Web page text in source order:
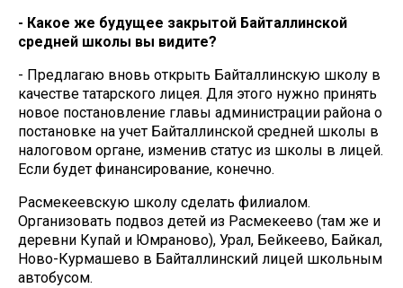
- Какое же будущее закрытой Байталлинской
средней школы вы видите?
- Предлагаю вновь открыть Байталлинскую школу в
качестве татарского лицея. Для этого нужно принять
новое постановление главы администрации района о
постановке на учет Байталлинской средней школы в
налоговом органе, изменив статус из школы в лицей.
Если будет финансирование, конечно.
Расмекеевскую школу сделать филиалом.
Организовать подвоз детей из Расмекеево (там же и
деревни Купай и Юмраново), Урал, Бейкеево, Байкал,
Ново-Курмашево в Байталлинский лицей школьным
автобусом.